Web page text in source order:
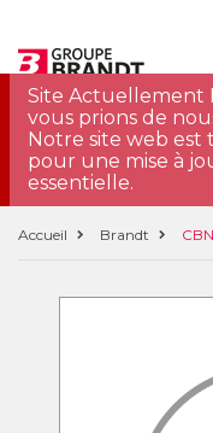
Site Actuellement
vous prions de
Notre site web est
pour une mise à
essentielle.
Accueil Brandt